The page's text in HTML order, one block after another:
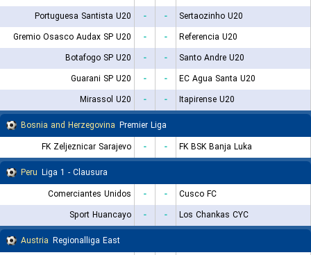
Portuguesa Santista U20
- -
Sertaozinho U20
Gremio Osasco Audax SP U20
- -
Referencia U20
Botafogo SP U20
- -
Santo Andre U20
Guarani SP U20
- -
EC Agua Santa U20
Mirassol U20
- -
Itapirense U20
Bosnia and Herzegovina Premier Liga
FK Zeljeznicar Sarajevo
- -
FK BSK Banja Luka
Peru Liga 1 - Clausura
Comerciantes Unidos
- -
Cusco FC
Sport Huancayo
- -
Los Chankas CYC
Austria Regionalliga East